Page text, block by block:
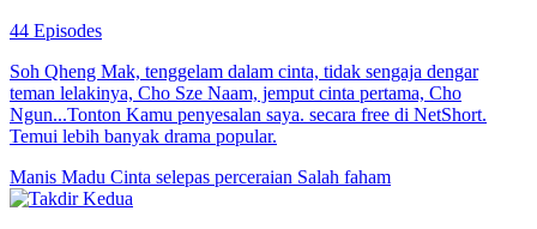
44 Episodes
Soh Qheng Mak, tenggelam dalam cinta, tidak sengaja dengar
teman lelakinya, Cho Sze Naam, jemput cinta pertama, Cho
Ngun...Tonton Kamu penyesalan saya. secara free di NetShort.
Temui lebih banyak drama popular.
Manis Madu Cinta selepas perceraian Salah faham